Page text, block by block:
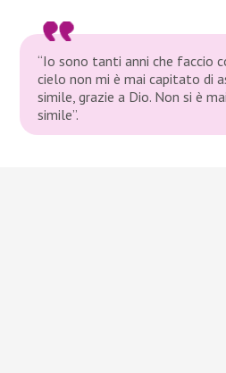
“Io sono tanti anni che faccio
cielo non mi è mai capitato di
simile, grazie a Dio. Non si è
simile”.